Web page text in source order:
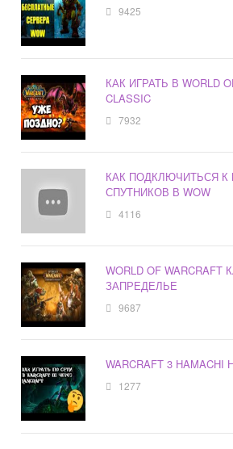
9425
КАК ИГРАТЬ В WORLD
CLASSIC
7932
КАК ПОДКЛЮЧИТЬСЯ К
СПУТНИКОВ В WOW
4116
WORLD OF
ЗАПРЕДЕЛЬЕ
9687
WARCRAFT 3
1277